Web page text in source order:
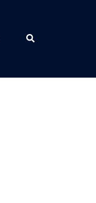
Search